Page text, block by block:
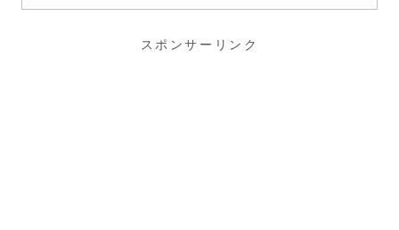
スポンサーリンク